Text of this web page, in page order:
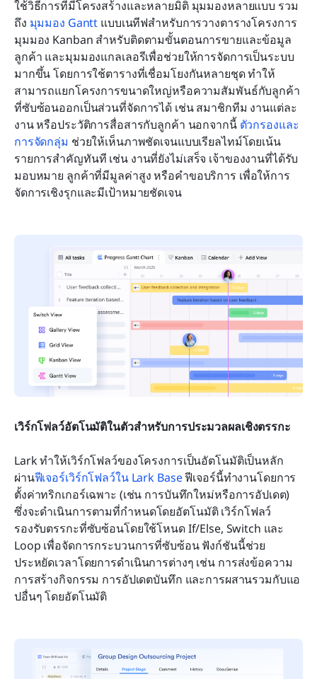
ใช้วิธีการที่มีโครงสร้างและหลายมิติ มุมมองหลายแบบ รวม
ถึง มุมมอง Gantt แบบเนทีฟสำหรับการวางตารางโครงการ
มุมมอง Kanban สำหรับติดตามขั้นตอนการขายและข้อมูล
ลูกค้า และมุมมองแกลเลอรีเพื่อช่วยให้การจัดการเป็นระบบ
มากขึ้น โดยการใช้ตารางที่เชื่อมโยงกันหลายชุด ทำให้
สามารถแยกโครงการขนาดใหญ่หรือความสัมพันธ์กับลูกค้า
ที่ซับซ้อนออกเป็นส่วนที่จัดการได้ เช่น สมาชิกทีม งานแต่ละ
งาน หรือประวัติการสื่อสารกับลูกค้า นอกจากนี้ ตัวกรองและ
การจัดกลุ่ม ช่วยให้เห็นภาพชัดเจนแบบเรียลไทม์โดยเน้น
รายการสำคัญทันที เช่น งานที่ยังไม่เสร็จ เจ้าของงานที่ได้รับ
มอบหมาย ลูกค้าที่มีมูลค่าสูง หรือคำขอบริการ เพื่อให้การ
จัดการเชิงรุกและมีเป้าหมายชัดเจน
เวิร์กโฟลว์อัตโนมัติในตัวสำหรับการประมวลผลเชิงตรรกะ
Lark ทำให้เวิร์กโฟลว์ของโครงการเป็นอัตโนมัติเป็นหลัก
ผ่านฟีเจอร์เวิร์กโฟลว์ใน Lark Base ฟีเจอร์นี้ทำงานโดยการ
ตั้งค่าทริกเกอร์เฉพาะ (เช่น การบันทึกใหม่หรือการอัปเดต)
ซึ่งจะดำเนินการตามที่กำหนดโดยอัตโนมัติ เวิร์กโฟลว์
รองรับตรรกะที่ซับซ้อนโดยใช้โหนด If/Else, Switch และ
Loop เพื่อจัดการกระบวนการที่ซับซ้อน ฟังก์ชันนี้ช่วย
ประหยัดเวลาโดยการดำเนินการต่างๆ เช่น การส่งข้อความ
การสร้างกิจกรรม การอัปเดตบันทึก และการผสานรวมกับแอ
ปอื่นๆ โดยอัตโนมัติ